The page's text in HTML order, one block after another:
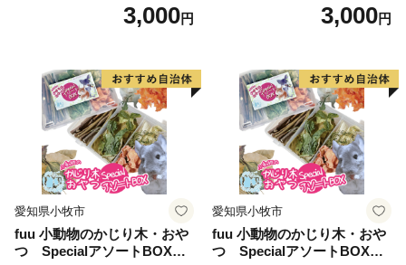
3,000円 3,000円
愛知県小牧市
fuu 小動物のかじり木・おや
つ SpecialアソートBOX（1
愛知県小牧市
fuu 小動物のかじり木・おや
つ SpecialアソートBOX（2